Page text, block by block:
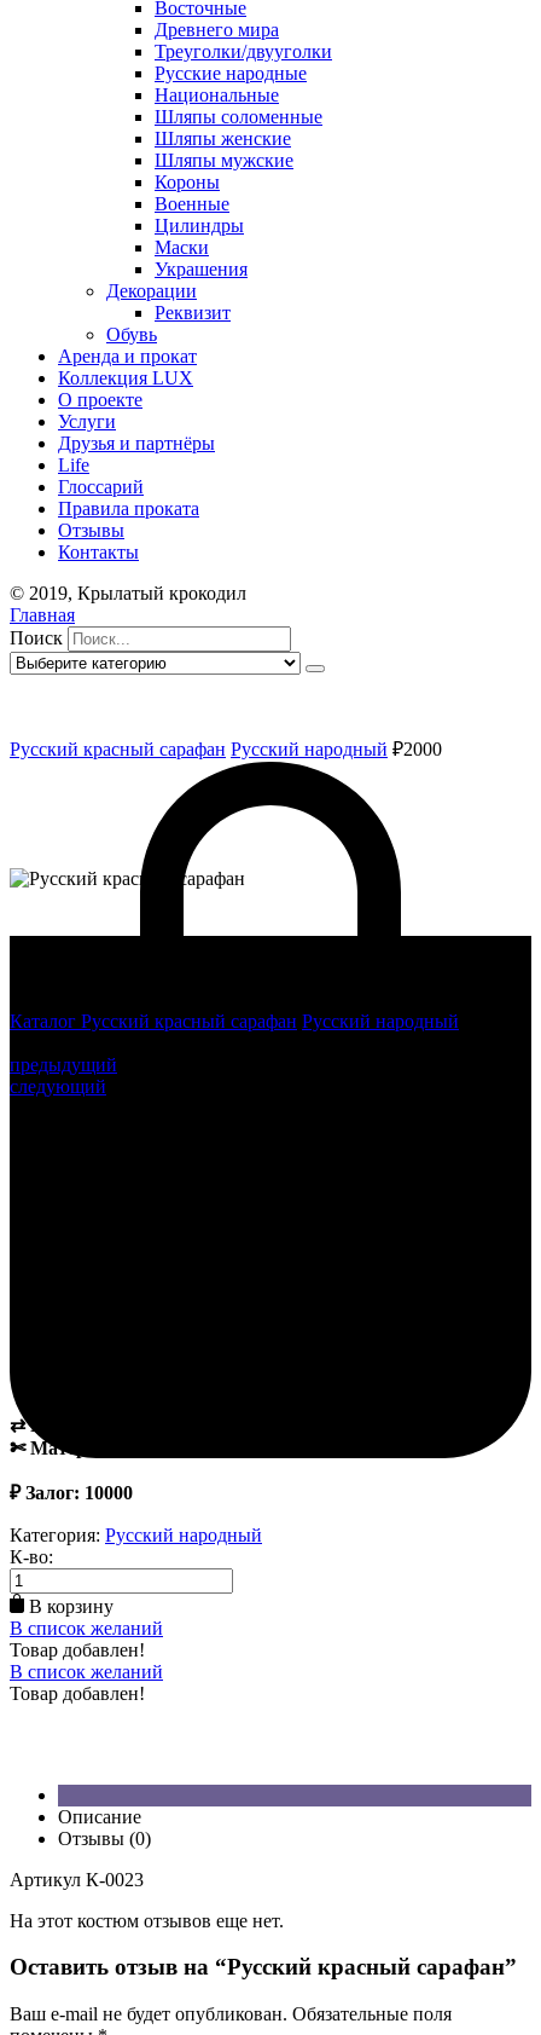
Восточные
Древнего мира
Треуголки/двууголки
Русские народные
Национальные
Шляпы соломенные
Шляпы женские
Шляпы мужские
Короны
Военные
Цилиндры
Маски
Украшения
Декорации
Реквизит
Обувь
Аренда и прокат
Коллекция LUX
О проекте
Услуги
Друзья и партнёры
Life
Глоссарий
Правила проката
Отзывы
Контакты
© 2019, Крылатый крокодил
Главная
Поиск
Русский красный сарафан Русский народный ₽2000
Каталог Русский красный сарафан Русский народный
предыдущий
следующий
⇄ Размер: 42-46
✄ Материал: Хлопок, вискоза
₽ Залог: 10000
Категория: Русский народный
К-во:
В корзину
В список желаний
Товар добавлен!
В список желаний
Товар добавлен!
Описание
Отзывы (0)
Артикул К-0023
На этот костюм отзывов еще нет.
Оставить отзыв на “Русский красный сарафан”
Ваш e-mail не будет опубликован. Обязательные поля